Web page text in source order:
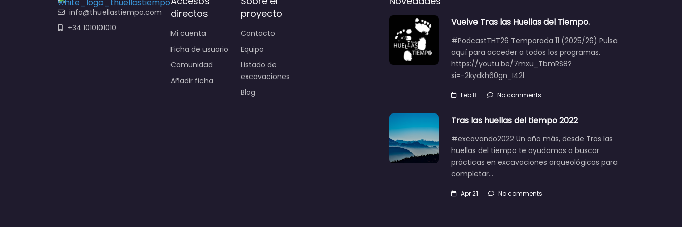
info@thuellastiempo.com
+34 1010101010
directos
Mi cuenta
Ficha de usuario
Comunidad
Añadir ficha
proyecto
Contacto
Equipo
Listado de
excavaciones
Blog
Vuelve Tras las Huellas del Tiempo.
#PodcastTHT26 Temporada 11 (2025/26) Pulsa
aquí para acceder a todos los programas.
https://youtu.be/7mxu_TbmRS8?
si=-2kydkh60gn_I42l
Feb 8 No comments
Tras las huellas del tiempo 2022
#excavando2022 Un año más, desde Tras las
huellas del tiempo te ayudamos a buscar
prácticas en excavaciones arqueológicas para
completar…
Apr 21 No comments